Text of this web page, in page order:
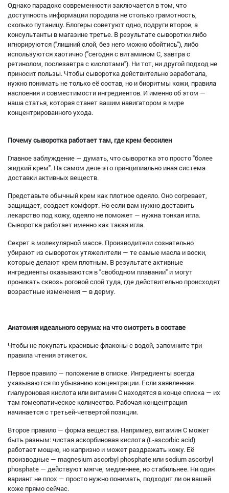
Однако парадокс современности заключается в том, что
доступность информации породила не столько грамотность,
сколько путаницу. Блогеры советуют одно, подруги второе, а
консультанты в магазине третье. В результате сыворотки либо
игнорируются ("лишний слой, без него можно обойтись"), либо
используются хаотично ("сегодня с витамином С, завтра с
ретинолом, послезавтра с кислотами"). Ни тот, ни другой подход не
приносит пользы. Чтобы сыворотка действительно заработала,
нужно понимать не только её состав, но и биоритмы кожи, правила
наслоения и совместимости ингредиентов. И именно об этом —
наша статья, которая станет вашим навигатором в мире
концентрированного ухода.
Почему сыворотка работает там, где крем бессилен
Главное заблуждение — думать, что сыворотка это просто "более
жидкий крем". На самом деле это принципиально иная система
доставки активных веществ.
Представьте обычный крем как плотное одеяло. Оно согревает,
защищает, создает комфорт. Но если вам нужно доставить
лекарство под кожу, одеяло не поможет — нужна тонкая игла.
Сыворотка работает именно как такая игла.
Секрет в молекулярной массе. Производители сознательно
убирают из сывороток утяжелители — те самые масла и воски,
которые делают крем плотным. В результате активные
ингредиенты оказываются в "свободном плавании" и могут
проникать сквозь роговой слой туда, где действительно происходят
возрастные изменения — в дерму.
Анатомия идеального серума: на что смотреть в составе
Чтобы не покупать красивые флаконы с водой, запомните три
правила чтения этикеток.
Первое правило — положение в списке. Ингредиенты всегда
указываются по убыванию концентрации. Если заявленная
гиалуроновая кислота или витамин С находятся в конце списка — их
там гомеопатическое количество. Рабочая концентрация
начинается с третьей-четвертой позиции.
Второе правило — форма вещества. Например, витамин С может
быть разным: чистая аскорбиновая кислота (L-ascorbic acid)
работает мощно, но капризно и может раздражать кожу. Её
производные — magnesium ascorbyl phosphate или sodium ascorbyl
phosphate — действуют мягче, медленнее, но стабильнее. Ни один
вариант не плох — просто нужно понимать, подходит ли он вашей
коже прямо сейчас.